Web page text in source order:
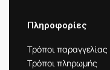
Πληροφορίες
Τρόποι παραγγελίας
Τρόποι πληρωμής